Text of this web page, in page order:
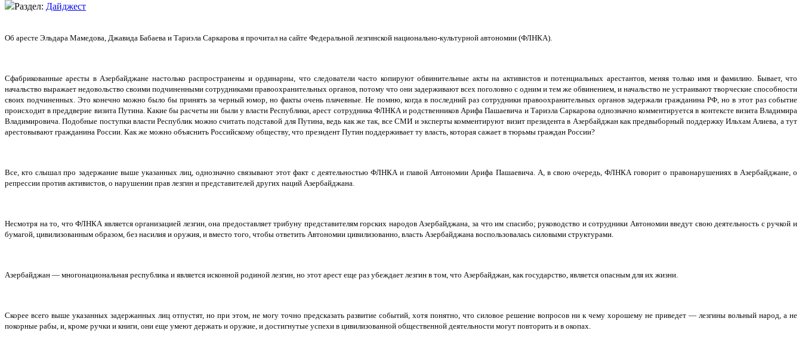
Раздел: Дайджест
Об аресте Эльдара Мамедова, Джавида Бабаева и Тариэла Саркарова я прочитал на сайте Федеральной лезгинской национально-культурной автономии (ФЛНКА).
Сфабрикованные аресты в Азербайджане настолько распространены и ординарны, что следователи часто копируют обвинительные акты на активистов и потенциальных арестантов, меняя только имя и фамилию. Бывает, что
начальство выражает недовольство своими подчиненными сотрудниками правоохранительных органов, потому что они задерживают всех поголовно с одним и тем же обвинением, и начальство не устраивают творческие способности
своих подчиненных. Это конечно можно было бы принять за черный юмор, но факты очень плачевные. Не помню, когда в последний раз сотрудники правоохранительных органов задержали гражданина РФ, но в этот раз событие
происходит в преддверие визита Путина. Какие бы расчеты ни были у власти Республики, арест сотрудника ФЛНКА и родственников Арифа Пашаевича и Тариэла Саркарова однозначно комментируется в контексте визита Владимира
Владимировича. Подобные поступки власти Республик можно считать подставой для Путина, ведь как же так, все СМИ и эксперты комментируют визит президента в Азербайджан как предвыборный поддержку Ильхам Алиева, а тут
арестовывают гражданина России. Как же можно объяснить Российскому обществу, что президент Путин поддерживает ту власть, которая сажает в тюрьмы граждан России?
Все, кто слышал про задержание выше указанных лиц, однозначно связывают этот факт с деятельностью ФЛНКА и главой Автономии Арифа Пашаевича. А, в свою очередь, ФЛНКА говорит о правонарушениях в Азербайджане, о
репрессии против активистов, о нарушении прав лезгин и представителей других наций Азербайджана.
Несмотря на то, что ФЛНКА является организацией лезгин, она предоставляет трибуну представителям горских народов Азербайджана, за что им спасибо; руководство и сотрудники Автономии введут свою деятельность с ручкой и
бумагой, цивилизованным образом, без насилия и оружия, и вместо того, чтобы ответить Автономии цивилизованно, власть Азербайджана воспользовалась силовыми структурами.
Азербайджан — многонациональная республика и является исконной родиной лезгин, но этот арест еще раз убеждает лезгин в том, что Азербайджан, как государство, является опасным для их жизни.
Скорее всего выше указанных задержанных лиц отпустят, но при этом, не могу точно предсказать развитие событий, хотя понятно, что силовое решение вопросов ни к чему хорошему не приведет — лезгины вольный народ, а не
покорные рабы, и, кроме ручки и книги, они еще умеют держать и оружие, и достигнутые успехи в цивилизованной общественной деятельности могут повторить и в окопах.